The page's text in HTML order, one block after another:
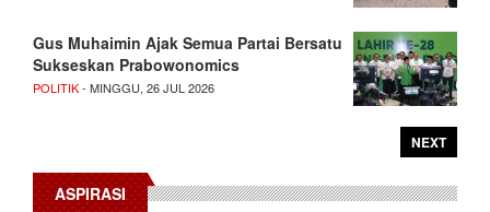
Gus Muhaimin Ajak Semua Partai Bersatu
Sukseskan Prabowonomics
POLITIK- MINGGU, 26 JUL 2026
NEXT
ASPIRASI